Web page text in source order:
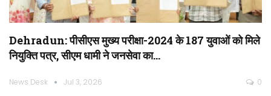
Dehradun: पीसीएस मुख्य परीक्षा-2024 के 187 युवाओं को मिले
नियुक्ति पत्र, सीएम धामी ने जनसेवा का…
News Desk Jul 3, 2026 0